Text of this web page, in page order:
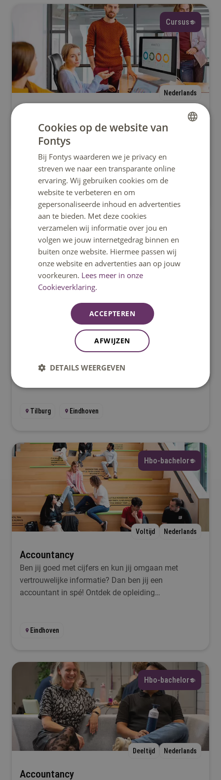
Cursus
Nederlands
Versterk je online marketingvaardigheden in 18
weken. Leer over SEO, contentstrategie en AI-tools
en pas deze meteen in de praktijk toe.
Tilburg
Cursus
Accelerate-IT: Cyberweerbaarheid
Verdiep je in cybersecurity met onze 18-weekse
hacken en digitale weerbaarheid. Start in 2026 in
Tilburg.
Tilburg Eindhoven
Hbo-bachelor
Voltijd Nederlands
Accountancy
Ben jij goed met cijfers en kun jij omgaan met
vertrouwelijke informatie? Dan ben jij een
accountant in spé! Ontdek de opleiding
Eindhoven
Hbo-bachelor
Deeltijd Nederlands
Accountancy
Cookies op de website van
Fontys
Bij Fontys waarderen we je privacy en
streven we naar een transparante online
ervaring. Wij gebruiken cookies om de
website te verbeteren en om
gepersonaliseerde inhoud en advertenties
aan te bieden. Met deze cookies
verzamelen wij informatie over jou en
volgen we jouw internetgedrag binnen en
buiten onze website. Hiermee passen wij
onze website en advertenties aan op jouw
voorkeuren. Lees meer in onze
Cookieverklaring.
ACCEPTEREN
AFWIJZEN
DETAILS WEERGEVEN